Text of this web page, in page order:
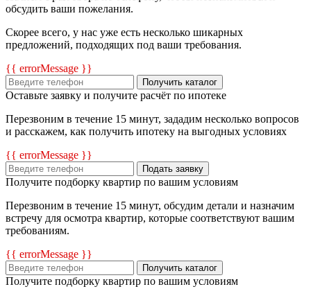
обсудить ваши пожелания.
Скорее всего, у нас уже есть несколько шикарных
предложений, подходящих под ваши требования.
{{ errorMessage }}
Получить каталог
Оставьте заявку и получите расчёт по ипотеке
Перезвоним в течение 15 минут, зададим несколько вопросов
и расскажем, как получить ипотеку на выгодных условиях
{{ errorMessage }}
Подать заявку
Получите подборку квартир по вашим условиям
Перезвоним в течение 15 минут, обсудим детали и назначим
встречу для осмотра квартир, которые соответствуют вашим
требованиям.
{{ errorMessage }}
Получить каталог
Получите подборку квартир по вашим условиям